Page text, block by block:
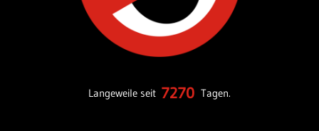
Langeweile seit 7270 Tagen.